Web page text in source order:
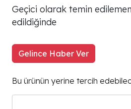
Geçici olarak temin
edildiğinde
Gelince Haber Ver
Bu ürünün yerine tercih